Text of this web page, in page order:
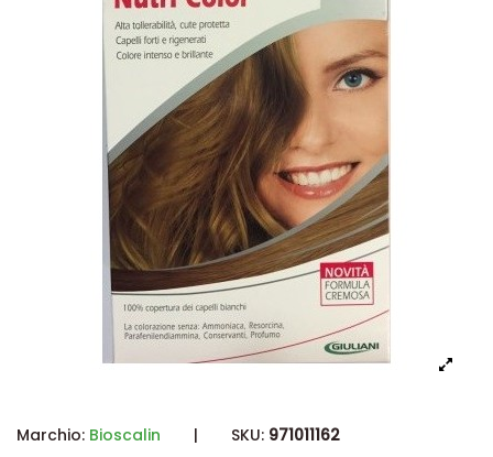
Marchio: Bioscalin | SKU: 971011162